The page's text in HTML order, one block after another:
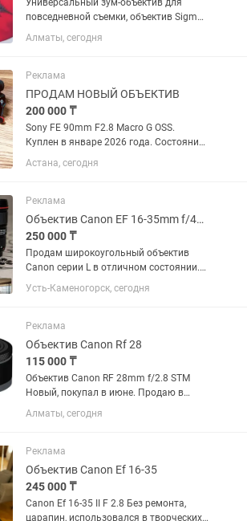
Универсальный зум-объектив для
повседневной съемки, объектив Sigma
24-70mm f/2.8 DG OS HSM с креплением
Canon EF охватывает полезный
широкоугольного до портретного,...
Алматы, сегодня
Реклама
ПРОДАМ НОВЫЙ ОБЪЕКТИВ
200 000 ₸
Sony FE 90mm F2.8 Macro G OSS.
Куплен в январе 2026 года. Состояние
практически нового, без царапин и
потертостей. Полный комплект:
задняя крышки. Использовался...
Астана, сегодня
Реклама
Объектив Canon EF 16-35mm f/4L IS USM
250 000 ₸
Продам широкоугольный объектив
Canon серии L в отличном состоянии.
Canon EF 16-35mm f/4L IS USM.
Отличное состояние, стекла чистые,
стабилизация работают идеально....
Усть-Каменогорск, сегодня
Реклама
Объектив Canon Rf 28
115 000 ₸
Объектив Canon RF 28mm f/2.8 STM
Новый, покупал в июне. Продаю в
связи ненадобностью.
Алматы, сегодня
Реклама
Объектив Canon Ef 16-35
245 000 ₸
Canon Ef 16-35 II F 2.8 Без ремонта,
царапин, использовался в творческих